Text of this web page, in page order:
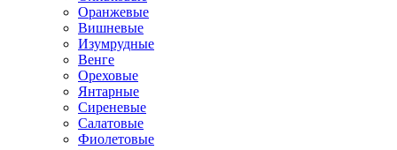
Оранжевые
Вишневые
Изумрудные
Венге
Ореховые
Янтарные
Сиреневые
Салатовые
Фиолетовые